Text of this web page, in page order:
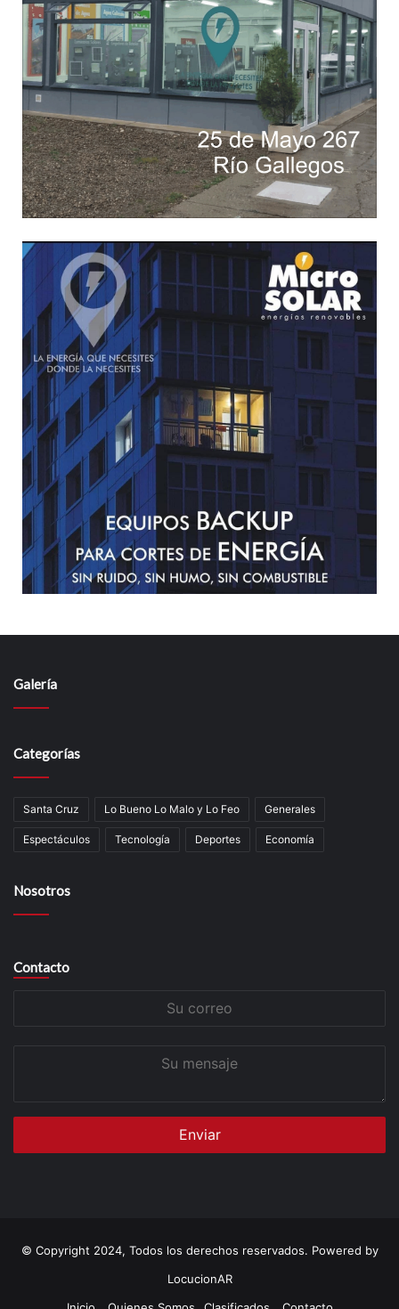
Galería
Categorías
Santa Cruz Lo Bueno Lo Malo y Lo Feo Generales
Espectáculos Tecnología Deportes Economía
Nosotros
Contacto
© Copyright 2024, Todos los derechos reservados. Powered by
LocucionAR